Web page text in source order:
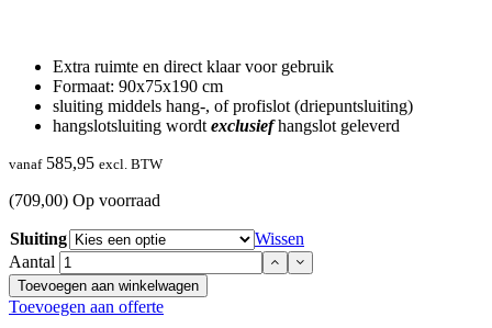
Extra ruimte en direct klaar voor gebruik
Formaat: 90x75x190 cm
sluiting middels hang-, of profislot (driepuntsluiting)
hangslotsluiting wordt exclusiefhangslot geleverd
vanaf585,95 excl. BTW
(709,00) Op voorraad
Sluiting
Wissen
Aantal
Toevoegen aan winkelwagen
Toevoegen aan offerte